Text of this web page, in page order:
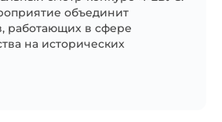
объединит
работающих в сфере
на исторических